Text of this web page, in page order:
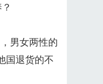
男女两性的
国退货的不